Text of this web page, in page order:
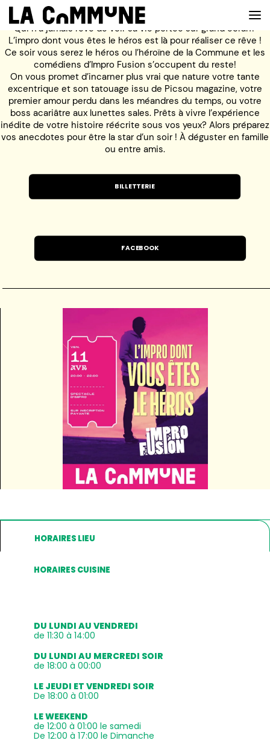
VOIR LA CARTE
CHEFS
PROG’
BAR
PRIVATISER
À PROPOS
Qui n’a jamais rêvé de voir sa vie portée sur grand écran?
L’impro dont vous êtes le héros est là pour réaliser ce rêve !
Ce soir vous serez le héros ou l’héroïne de la Commune et les
comédiens d’Impro Fusion s’occupent du reste!
On vous promet d’incarner plus vrai que nature votre tante
excentrique et son tatouage issu de Picsou magazine, votre
premier amour perdu dans les méandres du temps, ou votre
boss acariâtre aux lunettes sales. Prêts à vivre l’expérience
inédite de votre histoire réécrite sous vos yeux? Alors préparez
vos anecdotes pour être la star d’un soir ! À déguster en famille
ou entre amis.
BILLETTERIE
FACEBOOK
HORAIRES LIEU
HORAIRES CUISINE
DU LUNDI AU VENDREDI
de 11:30 à 14:00
DU LUNDI AU MERCREDI SOIR
de 18:00 à 00:00
LE JEUDI ET VENDREDI SOIR
De 18:00 à 01:00
LE WEEKEND
de 12:00 à 01:00 le samedi
De 12:00 à 17:00 le Dimanche